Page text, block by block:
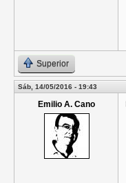
Superior
Sáb, 14/05/2016 - 19:43
Emilio A. Cano